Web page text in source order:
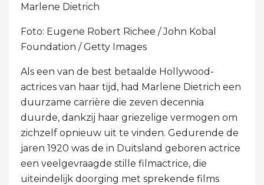
Marlene Dietrich
Foto: Eugene Robert Richee / John Kobal
Foundation / Getty Images
Als een van de best betaalde Hollywood-
actrices van haar tijd, had Marlene Dietrich een
duurzame carrière die zeven decennia
duurde, dankzij haar griezelige vermogen om
zichzelf opnieuw uit te vinden. Gedurende de
jaren 1920 was de in Duitsland geboren actrice
een veelgevraagde stille filmactrice, die
uiteindelijk doorging met sprekende films